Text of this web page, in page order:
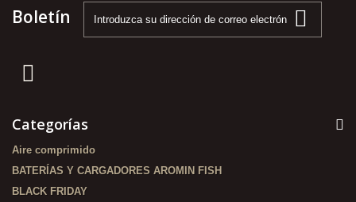
Boletín
Categorías
Aire comprimido
BATERÍAS Y CARGADORES AROMIN FISH
BLACK FRIDAY